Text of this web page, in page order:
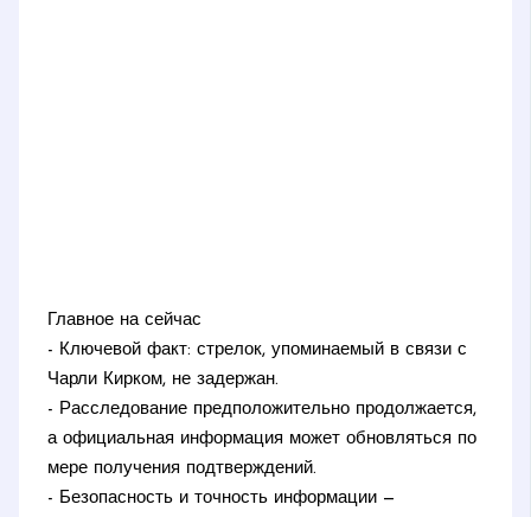
Главное на сейчас
- Ключевой факт: стрелок, упоминаемый в связи с
Чарли Кирком, не задержан.
- Расследование предположительно продолжается,
а официальная информация может обновляться по
мере получения подтверждений.
- Безопасность и точность информации —